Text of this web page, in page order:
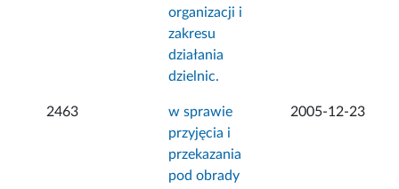
organizacji i
zakresu
działania
dzielnic.
2463
w sprawie
przyjęcia i
przekazania
pod obrady
2005-12-23